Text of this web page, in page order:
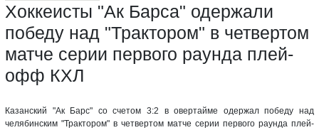
Хоккеисты "Ак Барса" одержали
победу над "Трактором" в четвертом
матче серии первого раунда плей-
офф КХЛ
Казанский "Ак Барс" со счетом 3:2 в овертайме одержал победу над
челябинским "Трактором" в четвертом матче серии первого раунда плей-